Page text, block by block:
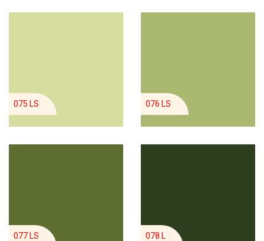
075 LS 076 LS
077 LS 078 L